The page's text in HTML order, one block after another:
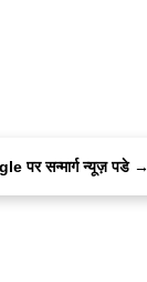
पर सन्मार्ग न्यूज़ पडे →